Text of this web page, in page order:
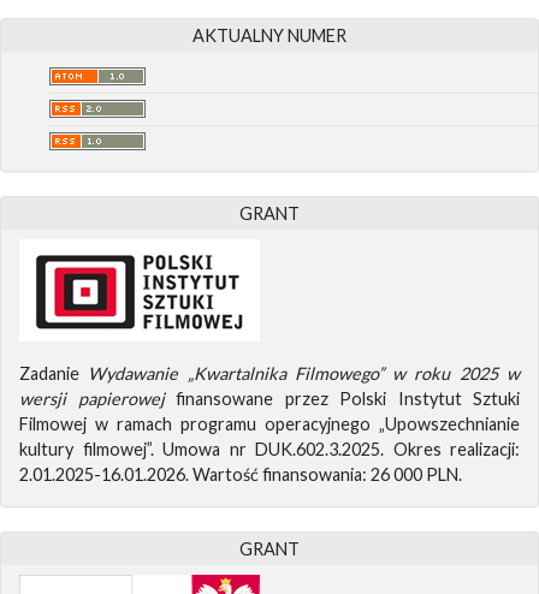
AKTUALNY NUMER
GRANT
Zadanie Wydawanie „Kwartalnika Filmowego” w roku 2025 w
wersji papierowejfinansowane przez Polski Instytut Sztuki
Filmowej w ramach programu operacyjnego „Upowszechnianie
kultury filmowej”. Umowa nr DUK.602.3.2025. Okres realizacji:
2.01.2025-16.01.2026. Wartość finansowania: 26 000 PLN.
GRANT